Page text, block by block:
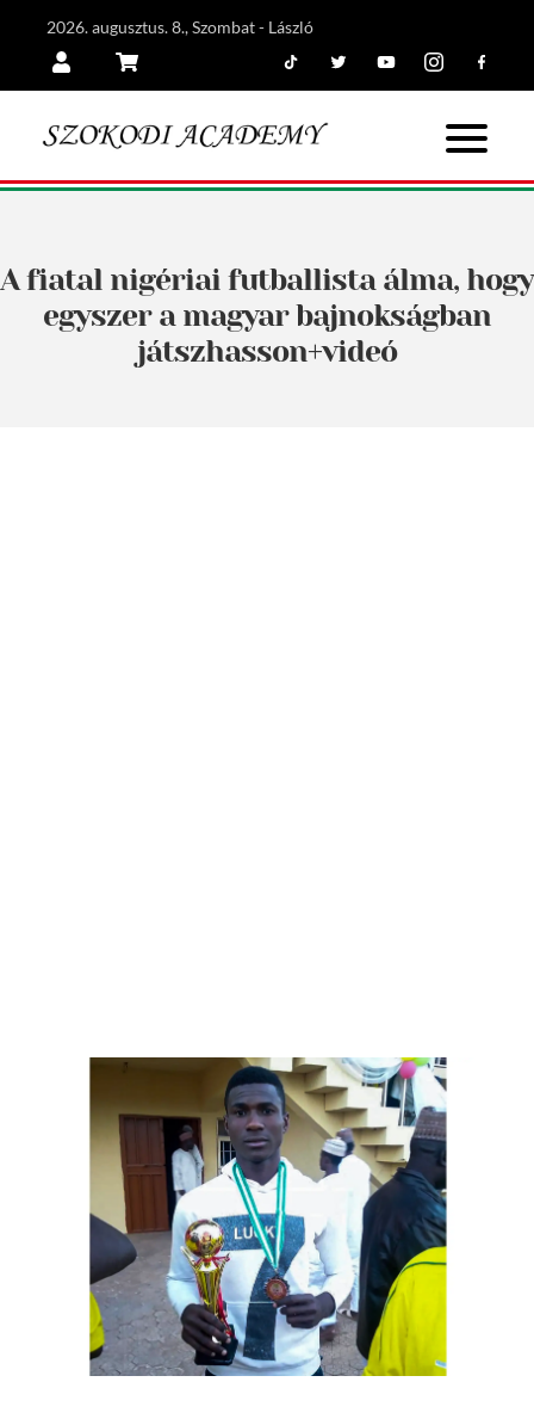
2026. augusztus. 8., Szombat - László
A fiatal nigériai futballista álma, hogy
egyszer a magyar bajnokságban
játszhasson+videó